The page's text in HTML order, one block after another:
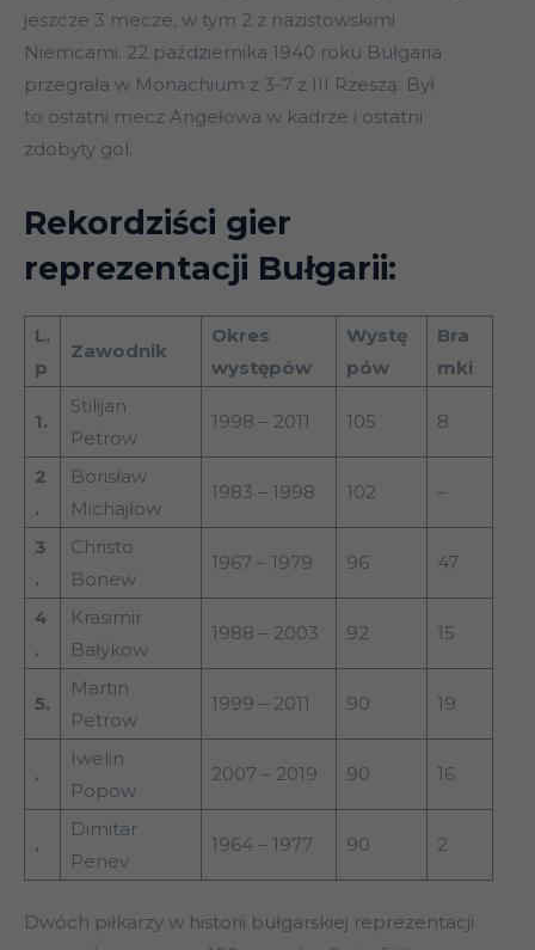
jeszcze 3 mecze, w tym 2 z nazistowskimi
Niemcami. 22 października 1940 roku Bułgaria
przegrała w Monachium z 3-7 z III Rzeszą. Był
to ostatni mecz Angełowa w kadrze i ostatni
zdobyty gol.
Rekordziści gier
reprezentacji Bułgarii:
L.
p
Zawodnik
Okres
występów
Wystę
pów
Bra
mki
1.
Stilijan
Petrow
1998 – 2011 105 8
2
.
Borisław
Michajłow
1983 – 1998 102 –
3
.
Christo
Bonew
1967 – 1979 96 47
4
.
Krasimir
Bałykow
1988 – 2003 92 15
5.
Martin
Petrow
1999 – 2011 90 19
.
Iwelin
Popow
2007 – 2019 90 16
.
Dimitar
Penev
1964 – 1977 90 2
Dwóch piłkarzy w historii bułgarskiej reprezentacji